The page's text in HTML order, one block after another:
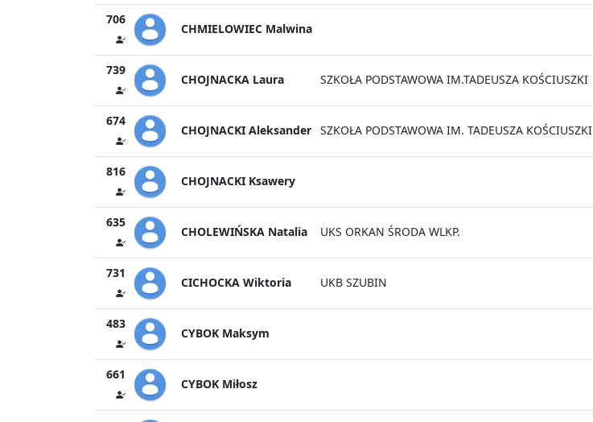
706
CHMIELOWIEC Malwina
739
CHOJNACKA Laura SZKOŁA PODSTAWOWA IM.TADEUSZA KOŚCIUSZKI
674
CHOJNACKI Aleksander SZKOŁA PODSTAWOWA IM. TADEUSZA KOŚCIUSZKI
816
CHOJNACKI Ksawery
635
CHOLEWIŃSKA Natalia UKS ORKAN ŚRODA WLKP.
731
CICHOCKA Wiktoria UKB SZUBIN
483
CYBOK Maksym
661
CYBOK Miłosz